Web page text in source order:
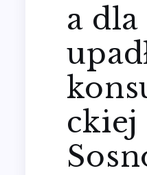
a dla
ckiej